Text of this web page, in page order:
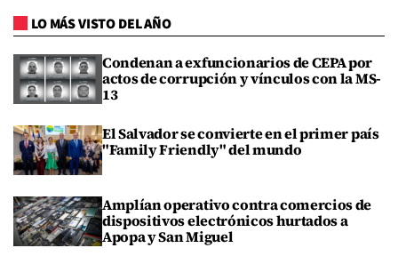
LO MÁS VISTO DEL AÑO
Condenan a exfuncionarios de CEPA por
actos de corrupción y vínculos con la MS-
13
El Salvador se convierte en el primer país
"Family Friendly" del mundo
Amplían operativo contra comercios de
dispositivos electrónicos hurtados a
Apopa y San Miguel